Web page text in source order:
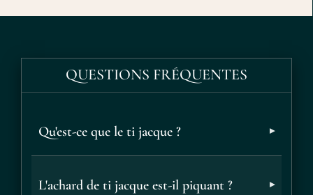
relève aussi les viandes grillées, les brochettes et les
samoussas, et se glisse dans un sandwich ou une assiette
QUESTIONS FRÉQUENTES
Qu'est-ce que le ti jacque ?
L'achard de ti jacque est-il piquant ?